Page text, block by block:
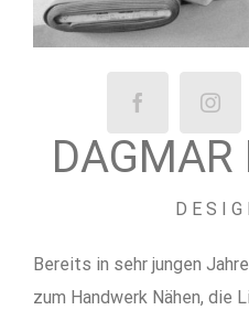
DAGMAR
Bereits in sehr jungen
zum Handwerk Nähen, die